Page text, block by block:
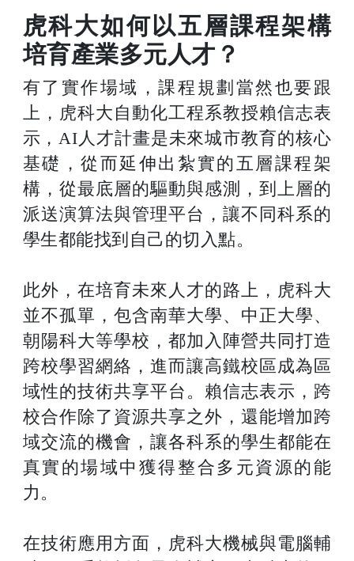
虎科大如何以五層課程架構
培育產業多元人才？
有了實作場域，課程規劃當然也要跟
上，虎科大自動化工程系教授賴信志表
示，AI人才計畫是未來城市教育的核心
基礎，從而延伸出紮實的五層課程架
構，從最底層的驅動與感測，到上層的
派送演算法與管理平台，讓不同科系的
學生都能找到自己的切入點。
此外，在培育未來人才的路上，虎科大
並不孤單，包含南華大學、中正大學、
朝陽科大等學校，都加入陣營共同打造
跨校學習網絡，進而讓高鐵校區成為區
域性的技術共享平台。賴信志表示，跨
校合作除了資源共享之外，還能增加跨
域交流的機會，讓各科系的學生都能在
真實的場域中獲得整合多元資源的能
力。
在技術應用方面，虎科大機械與電腦輔